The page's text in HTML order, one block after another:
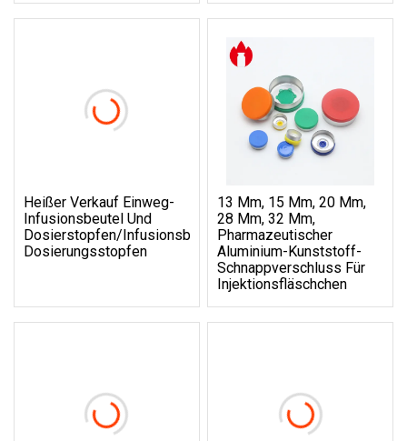
Heißer Verkauf Einweg-
Infusionsbeutel Und
Dosierstopfen/Infusionsbeutel-
Dosierungsstopfen
13 Mm, 15 Mm, 20 Mm,
28 Mm, 32 Mm,
Pharmazeutischer
Aluminium-Kunststoff-
Schnappverschluss Für
Injektionsfläschchen